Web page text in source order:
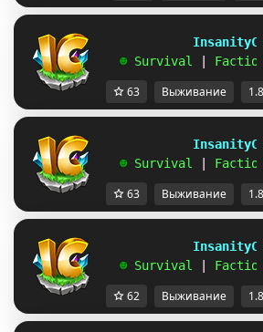
☻ Survival
63 Выживание
☻ Survival
63 Выживание
☻ Survival
62 Выживание